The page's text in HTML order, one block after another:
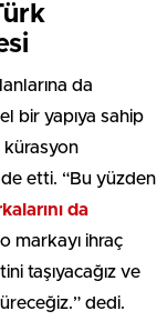
da
bir yapıya sahip
kürasyon
etti. “Bu yüzden
da
markayı ihraç
taşıyacağız ve
dedi.